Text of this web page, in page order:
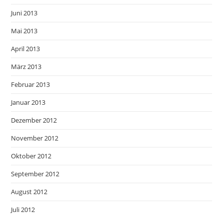
Juni 2013
Mai 2013
April 2013
März 2013
Februar 2013
Januar 2013
Dezember 2012
November 2012
Oktober 2012
September 2012
August 2012
Juli 2012